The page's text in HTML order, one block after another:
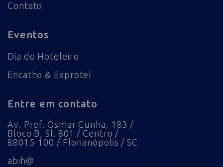
Contato
Eventos
Dia do Hoteleiro
Encatho & Exprotel
Entre em contato
Av. Pref. Osmar Cunha, 183 /
Bloco B, Sl. 801 / Centro /
88015-100 / Florianópolis / SC
abih@